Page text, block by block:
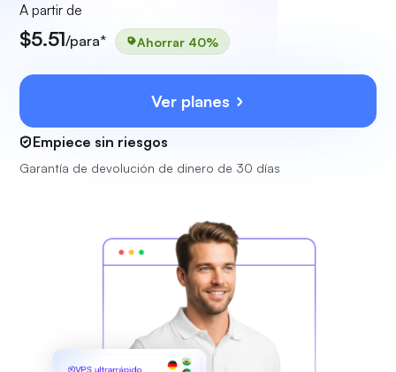
A partir de
$5.51/para* Ahorrar 40%
Ver planes
Empiece sin riesgos
Garantía de devolución de dinero de 30 días
VPS ultrarrápido